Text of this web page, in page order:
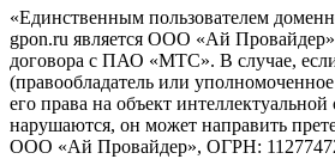
«Единственным пользователем
gpon.ru является ООО «Ай
договора с ПАО «МТС». В случае,
(правообладатель или
его права на объект интеллектуальной
нарушаются, он может направить
ООО «Ай Провайдер», ОГРН: